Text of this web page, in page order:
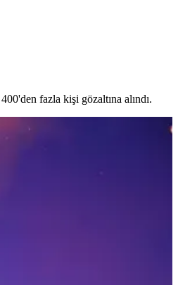
fazla kişi gözaltına alındı.